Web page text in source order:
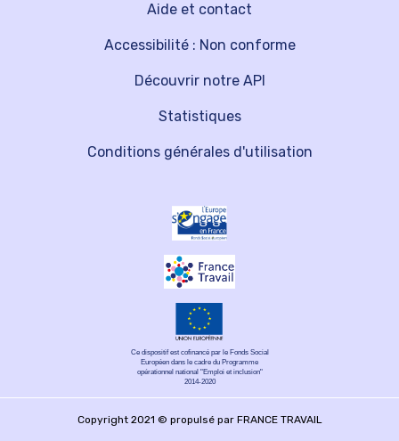
Découvrir notre API
Aide et contact
Statistiques
Accessibilité : Non conforme
Conditions générales d'utilisation
Ce dispositif est cofinancé par le Fonds Social
Européen dans le cadre du Programme
opérationnel national "Emploi et inclusion"
2014-2020
Copyright 2021 © propulsé par FRANCE TRAVAIL